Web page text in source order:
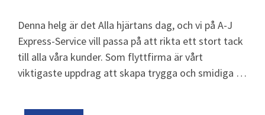
Denna helg är det Alla hjärtans dag, och vi på A-J
Express-Service vill passa på att rikta ett stort tack
till alla våra kunder. Som flyttfirma är vårt
viktigaste uppdrag att skapa trygga och smidiga …